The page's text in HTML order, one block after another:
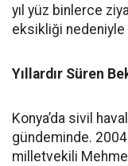
yıl yüz binlerce
eksikliği nedeniyle
Yıllardır Süren
Konya’da sivil
gündeminde. 2004
milletvekili